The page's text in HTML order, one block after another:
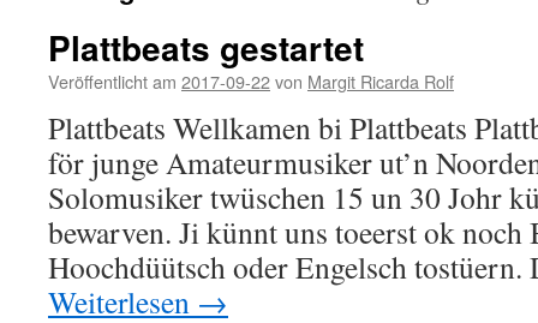
Plattbeats gestartet
Veröffentlicht am 2017-09-22von Margit Ricarda Rolf
Plattbeats Wellkamen bi Plattbeats
för junge Amateurmusiker ut’n
Solomusiker twüschen 15 un 30 Johr
bewarven. Ji künnt uns toeerst ok noch
Hoochdüütsch oder Engelsch
Weiterlesen →